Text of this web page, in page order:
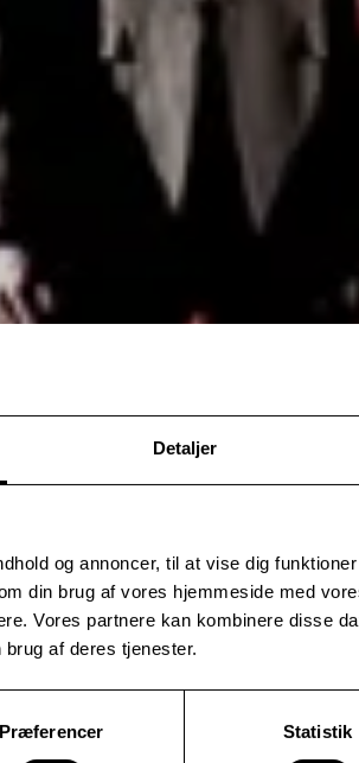
Detaljer
og annoncer, til at vise dig
din brug af vores hjemmeside med
Vores partnere kan kombinere disse
af deres tjenester.
Præferencer Statistik